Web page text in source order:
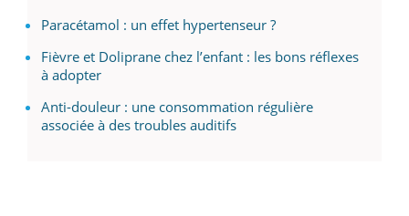
Paracétamol : un effet hypertenseur ?
Fièvre et Doliprane chez l’enfant : les bons réflexes
à adopter
Anti-douleur : une consommation régulière
associée à des troubles auditifs